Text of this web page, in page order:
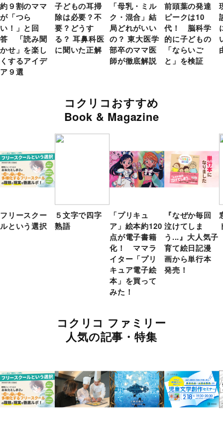
約９割のママ
が「つら
い！」と回
答 「読み聞
かせ」を楽し
くするアイデ
ア９選
子どもの耳掃
除は必要？不
要？どうす
る？ 耳鼻科医
に聞いた正解
「母乳・ミル
ク・混合」結
局どれがいい
の？ 東大医学
部卒のママ医
師が徹底解説
前頭葉の発達
ピークは10
代！ 脳科学
的に子どもの
「ならいご
と」を検証
コクリコおすすめ
Book & Magazine
フリースクー
ルという選択
５文字で四字
熟語
「プリキュ
ア」絵本約120
点が電子書籍
化！ ママラ
イター「プリ
キュア電子絵
本」を買って
みた！
『なぜか毎回
泣けてしま
う...』大人気子
育て絵日記漫
画から単行本
発売！
コクリコ ファミリー
人気の記事・特集